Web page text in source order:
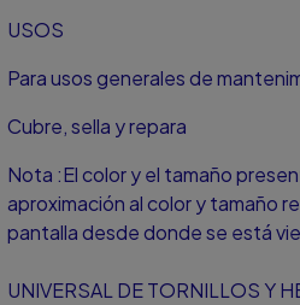
USOS
Para usos generales de
Cubre, sella y repara
Nota :El color y el tamaño
aproximación al color y tamaño
pantalla desde donde se está
UNIVERSAL DE TORNILLOS Y